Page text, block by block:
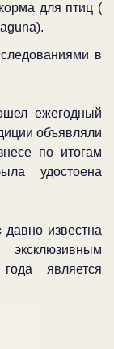
для птиц (
в
ежегодный
объявляли
по итогам
удостоена
давно известна
эксклюзивным
является